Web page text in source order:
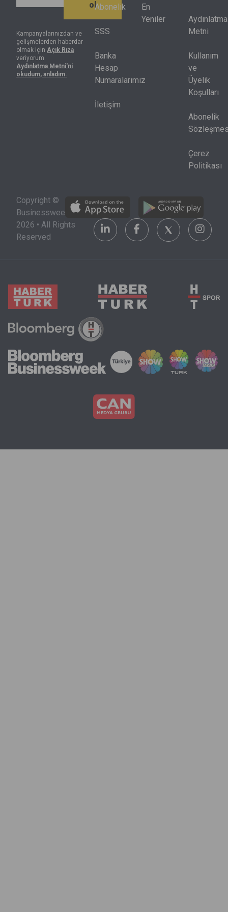
getirisinin
Endeksteki
hisselerin
yarısı
yılbaşındaki
seviyesinin
Artık net kâr
tek başına
nakit akışı,
sermaye
harcamaları
ve kredi
okunmak
ol
Kampanyalarınızdan ve
gelişmelerden haberdar
olmak için Açık Rıza
veriyorum.
Aydınlatma Metni'ni
okudum, anladım.
Abonelik
SSS
Banka
Hesap
Numaralarımız
İletişim
En
Yeniler
Aydınlatma
Metni
Kullanım
ve
Üyelik
Koşulları
Abonelik
Çerez
Politikası
Copyright ©
Businessweek
2026 • All Rights
Reserved